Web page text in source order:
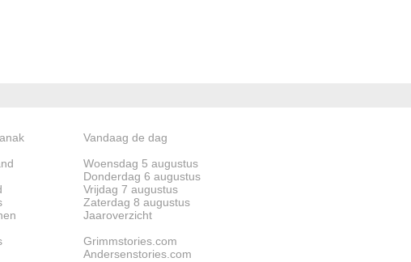
Vandaag de dag
Woensdag 5 augustus
Donderdag 6 augustus
Vrijdag 7 augustus
Zaterdag 8 augustus
Jaaroverzicht
Grimmstories.com
Andersenstories.com